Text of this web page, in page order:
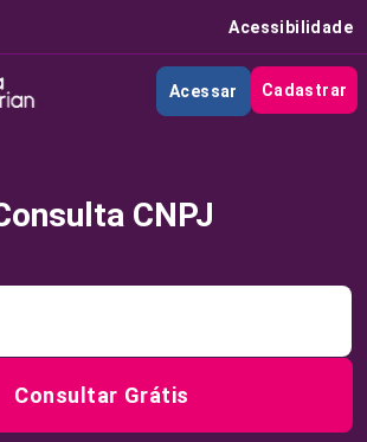
Acessibilidade
Acessar Cadastrar
CNPJ
Consultar Grátis